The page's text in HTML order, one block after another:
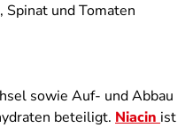
und Tomaten
sowie Auf- und Abbau
beteiligt. Niacin ist